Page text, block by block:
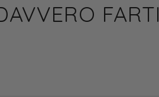
FARTI